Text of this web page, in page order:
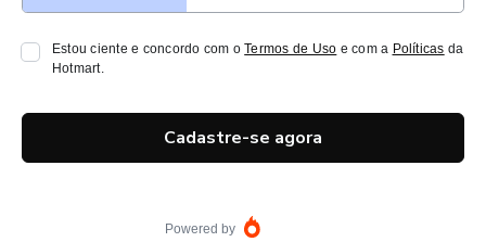
Estou ciente e concordo com oTermos de Uso e com a Políticas da
Hotmart.
Cadastre-se agora
Powered by